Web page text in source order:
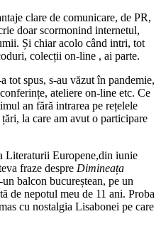
clare de comunicare, de PR,
doar scormonind internetul,
Și chiar acolo când intri, tot
colecții on-line , ai parte.
tot spus, s-au văzut în pandemie,
ateliere on-line etc. Ce
an fără intrarea pe rețelele
la care am avut o participare
Literaturii Europene,din iunie
fraze despre Dimineața
balcon bucureștean, pe un
de nepotul meu de 11 ani. Proba
cu nostalgia Lisabonei pe care